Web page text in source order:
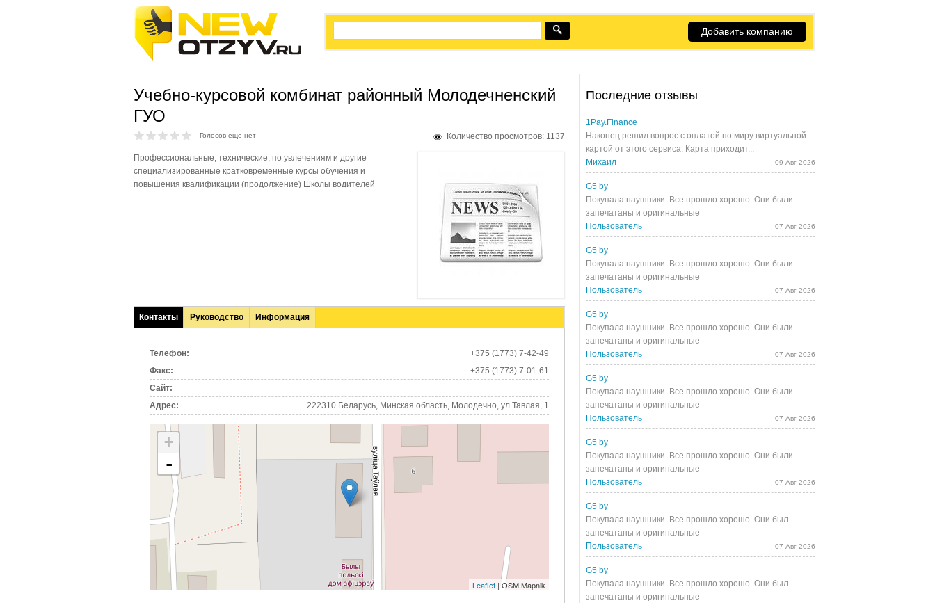
Добавить компанию
Учебно-курсовой комбинат районный Молодечненский
ГУО
Количество просмотров: 1137
Голосов еще нет
Профессиональные, технические, по увлечениям и другие
специализированные кратковременные курсы обучения и
повышения квалификации (продолжение) Школы водителей
Контакты
(активная
Руководство Информация
Телефон:
+375 (1773) 7-42-49
Факс:
+375 (1773) 7-01-61
Сайт:
Адрес:
222310 Беларусь, Минская область, Молодечно, ул.Тавлая, 1
+
-
Leaflet | OSM Mapnik
Последние отзывы
1Pay.Finance
Наконец решил вопрос с оплатой по миру виртуальной
картой от этого сервиса. Карта приходит...
Михаил
09 Авг 2026
G5 by
Покупала наушники. Все прошло хорошо. Они были
запечатаны и оригинальные
Пользователь
07 Авг 2026
G5 by
Покупала наушники. Все прошло хорошо. Они были
запечатаны и оригинальные
Пользователь
07 Авг 2026
G5 by
Покупала наушники. Все прошло хорошо. Они были
запечатаны и оригинальные
Пользователь
07 Авг 2026
G5 by
Покупала наушники. Все прошло хорошо. Они были
запечатаны и оригинальные
Пользователь
07 Авг 2026
G5 by
Покупала наушники. Все прошло хорошо. Они были
запечатаны и оригинальные
Пользователь
07 Авг 2026
G5 by
Покупала наушники. Все прошло хорошо. Они был
запечатаны и оригинальные
Пользователь
07 Авг 2026
G5 by
Покупала наушники. Все прошло хорошо. Они был
запечатаны и оригинальные